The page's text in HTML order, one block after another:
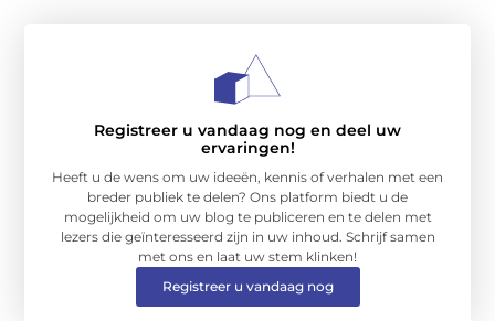
Registreer u vandaag nog en deel uw
ervaringen!
Heeft u de wens om uw ideeën, kennis of verhalen met een
breder publiek te delen? Ons platform biedt u de
mogelijkheid om uw blog te publiceren en te delen met
lezers die geïnteresseerd zijn in uw inhoud. Schrijf samen
met ons en laat uw stem klinken!
Registreer u vandaag nog